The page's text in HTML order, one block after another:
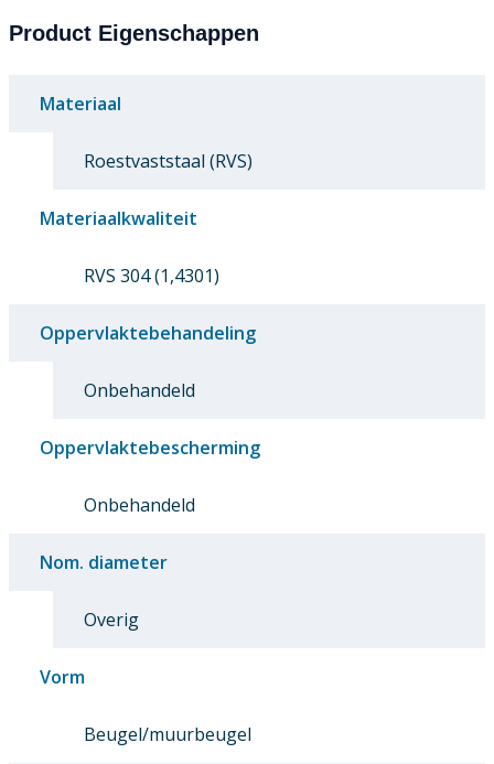
Product Eigenschappen
Materiaal
Roestvaststaal (RVS)
Materiaalkwaliteit
RVS 304 (1,4301)
Oppervlaktebehandeling
Onbehandeld
Oppervlaktebescherming
Onbehandeld
Nom. diameter
Overig
Vorm
Beugel/muurbeugel